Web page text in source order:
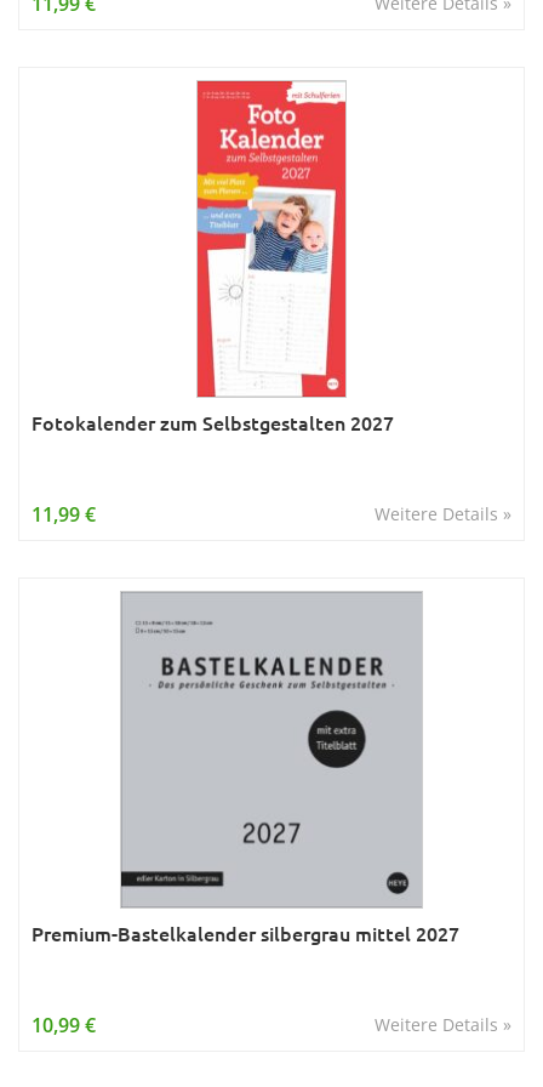
Fotokalender zum Selbstgestalten 2027
Weitere Details »
11,99 €
Premium-Bastelkalender silbergrau mittel 2027
Weitere Details »
10,99 €